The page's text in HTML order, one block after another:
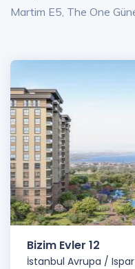
Martim E5, The One
Bizim Evler 12
İstanbul Avrupa /